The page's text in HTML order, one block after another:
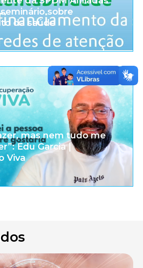
sobre
da saúde
mas nem tudo me
Edu Garcia |
Viva